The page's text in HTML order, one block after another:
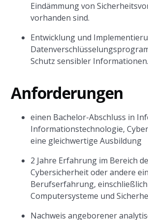
Eindämmung von
vorhanden sind.
Entwicklung und
Schutz sensibler Informationen.
Anforderungen
einen Bachelor-Abschluss in
Informationstechnologie,
eine gleichwertige Ausbildung
2 Jahre Erfahrung im Bereich
Cybersicherheit oder andere
Berufserfahrung, einschließlich
Computersysteme und
Nachweis angeborener